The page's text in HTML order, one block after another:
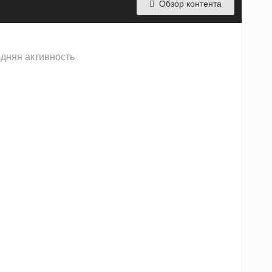
Обзор контента
активность